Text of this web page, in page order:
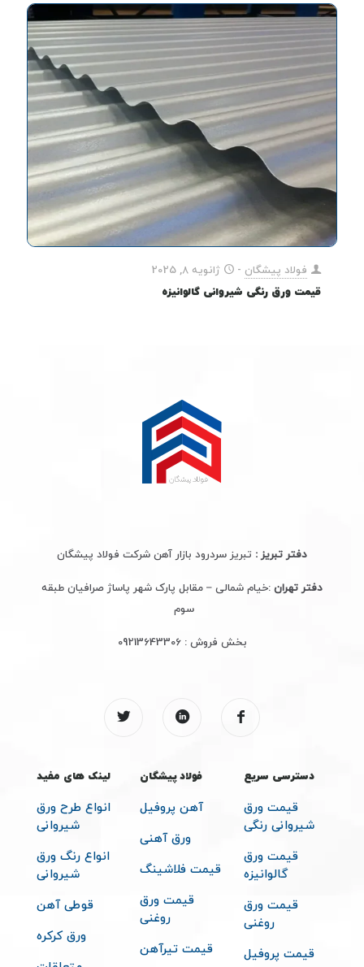
فولاد پیشگان -
ژانویه 8, 2025
قیمت ورق رنگی شیروانی گالوانیزه
دفتر تبریز : تبریز سردرود بازار آهن شرکت فولاد پیشگان
دفتر تهران :خیام شمالی – مقابل پارک شهر پاساژ صرافیان طبقه
سوم
بخش فروش :09213643306
دسترسی سریع
قیمت ورق
شیروانی رنگی
قیمت ورق
گالوانیزه
قیمت ورق
روغنی
قیمت پروفیل
فولاد پیشگان
آهن پروفیل
ورق آهنی
قیمت فلاشینگ
قیمت ورق
روغنی
قیمت تیرآهن
لینک های مفید
انواع طرح ورق
شیروانی
انواع رنگ ورق
شیروانی
قوطی آهن
ورق کرکره